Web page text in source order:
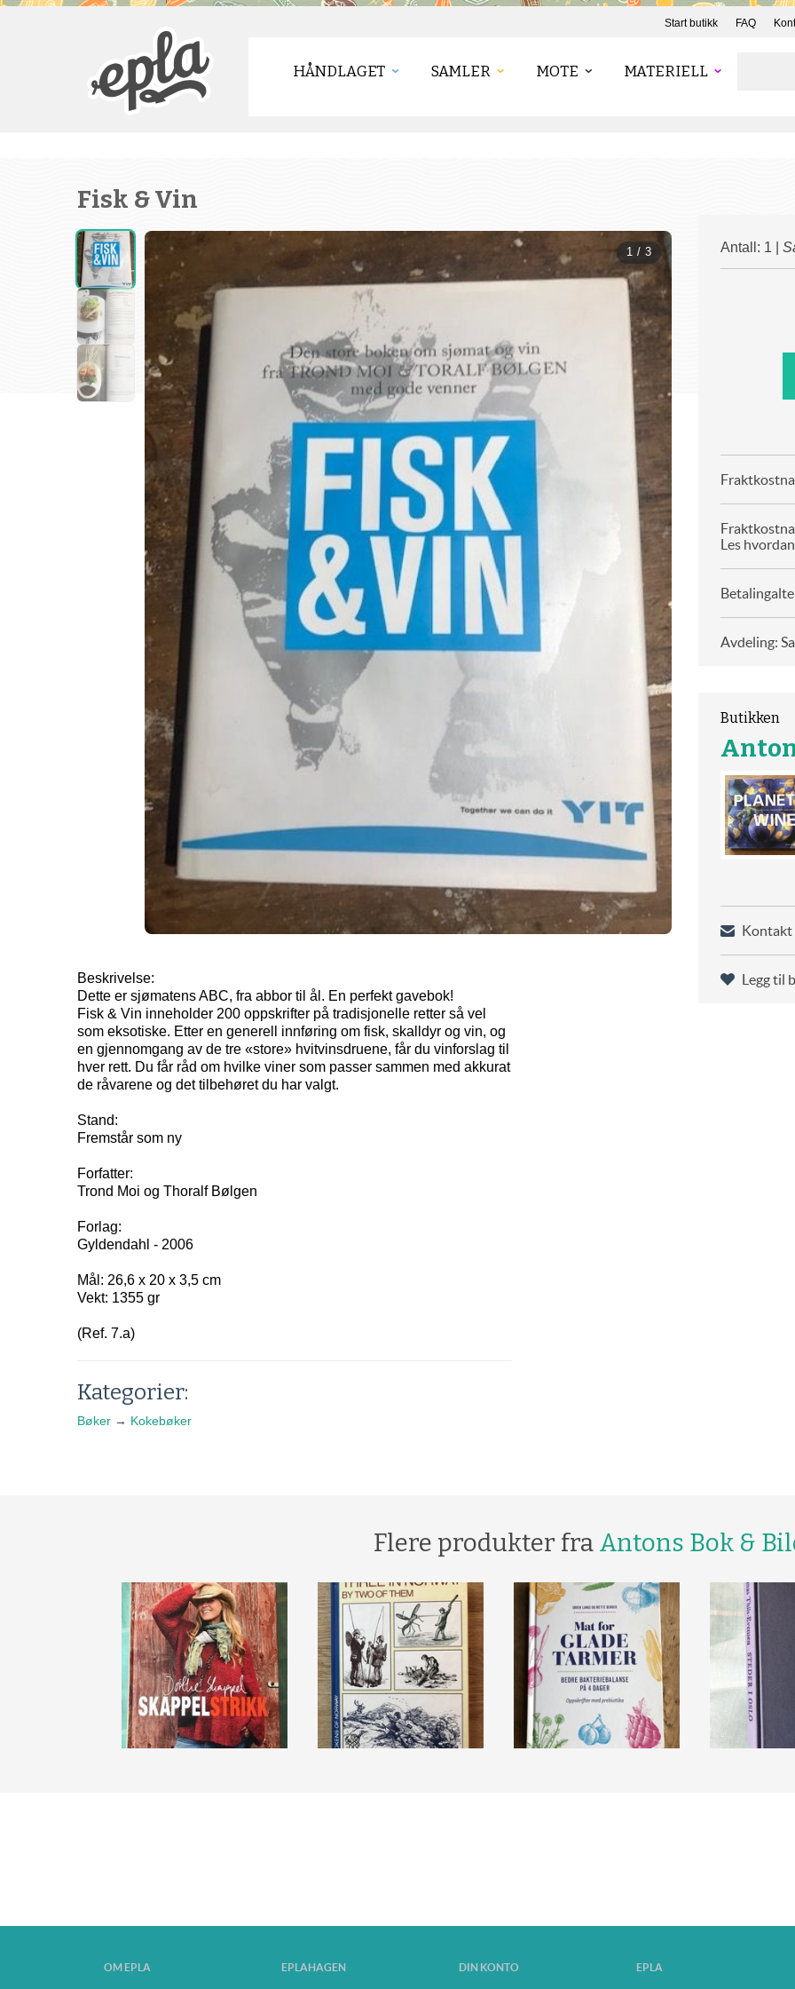
Start butikk FAQ
HÅNDLAGET SAMLER MOTE MATERIELL
Fisk & Vin
1 / 3
Beskrivelse:
Dette er sjømatens ABC, fra abbor til ål. En perfekt gavebok!
Fisk & Vin inneholder 200 oppskrifter på tradisjonelle retter så vel
som eksotiske. Etter en generell innføring om fisk, skalldyr og vin, og
en gjennomgang av de tre «store» hvitvinsdruene, får du vinforslag til
hver rett. Du får råd om hvilke viner som passer sammen med akkurat
de råvarene og det tilbehøret du har valgt.
Stand:
Fremstår som ny
Forfatter:
Trond Moi og Thoralf Bølgen
Forlag:
Gyldendahl - 2006
Mål: 26,6 x 20 x 3,5 cm
Vekt: 1355 gr
(Ref. 7.a)
Kategorier:
Bøker → Kokebøker
Antall: 1 |
Les
Avdeling:
Butikken
Kontakt
Legg til
Flere produkter fra Antons Bok &
OM EPLA EPLAHAGEN DIN KONTO EPLA